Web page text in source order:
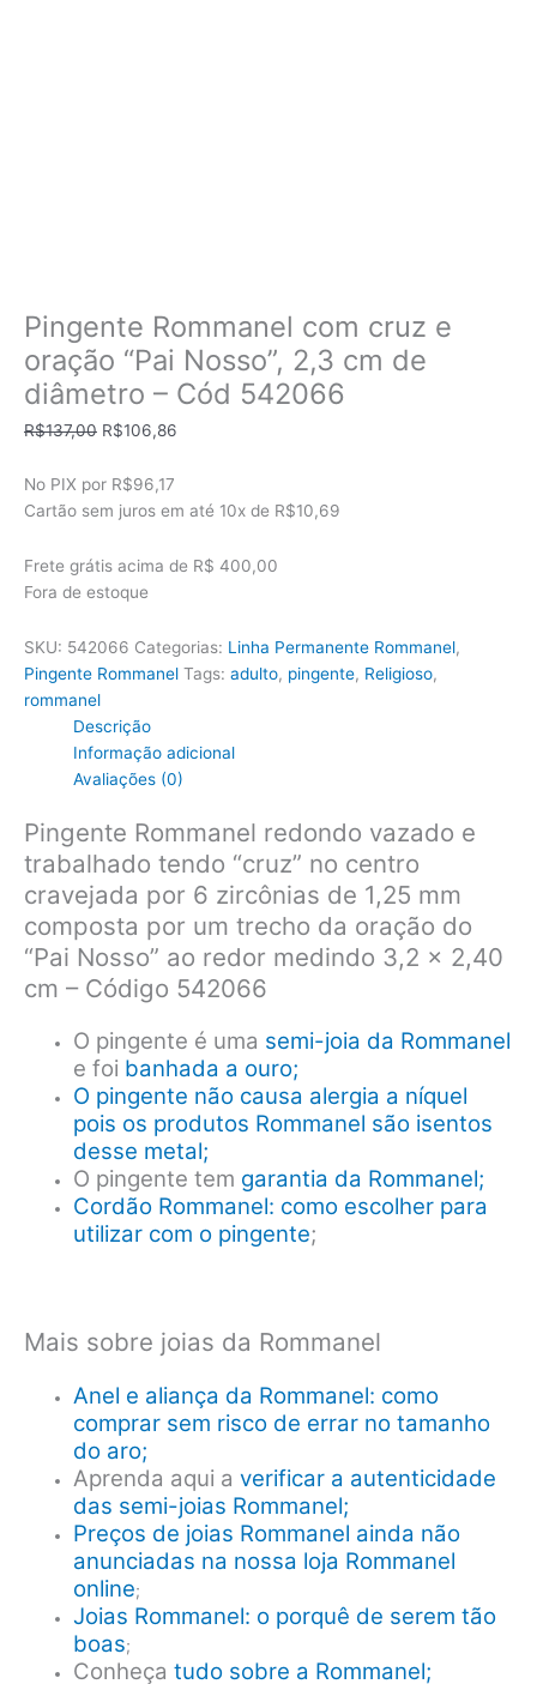
Pingente Rommanel com cruz e
oração “Pai Nosso”, 2,3 cm de
diâmetro – Cód 542066
R$137,00 O
original
era:
R$106,86
é:
No PIX por R$96,17
Cartão sem juros em até 10x de R$10,69
Frete grátis acima de R$ 400,00
Fora de estoque
SKU: 542066 Categorias: Linha Permanente Rommanel,
Pingente Rommanel Tags: adulto, pingente, Religioso,
rommanel
Descrição
Informação adicional
Avaliações (0)
Pingente Rommanel redondo vazado e
trabalhado tendo “cruz” no centro
cravejada por 6 zircônias de 1,25 mm
composta por um trecho da oração do
“Pai Nosso” ao redor medindo 3,2 x 2,40
cm – Código 542066
O pingente é uma semi-joia da Rommanel
e foi banhada a ouro;
O pingente não causa alergia a níquel
pois os produtos Rommanel são isentos
desse metal;
O pingente tem garantia da Rommanel;
Cordão Rommanel: como escolher para
utilizar com o pingente;
Mais sobre joias da Rommanel
Anel e aliança da Rommanel: como
comprar sem risco de errar no tamanho
do aro;
Aprenda aqui averificar a autenticidade
das semi-joias Rommanel;
Preços de joias Rommanel ainda não
anunciadas na nossa loja Rommanel
online;
Joias Rommanel: o porquê de serem tão
boas;
Conheçatudo sobre a Rommanel;